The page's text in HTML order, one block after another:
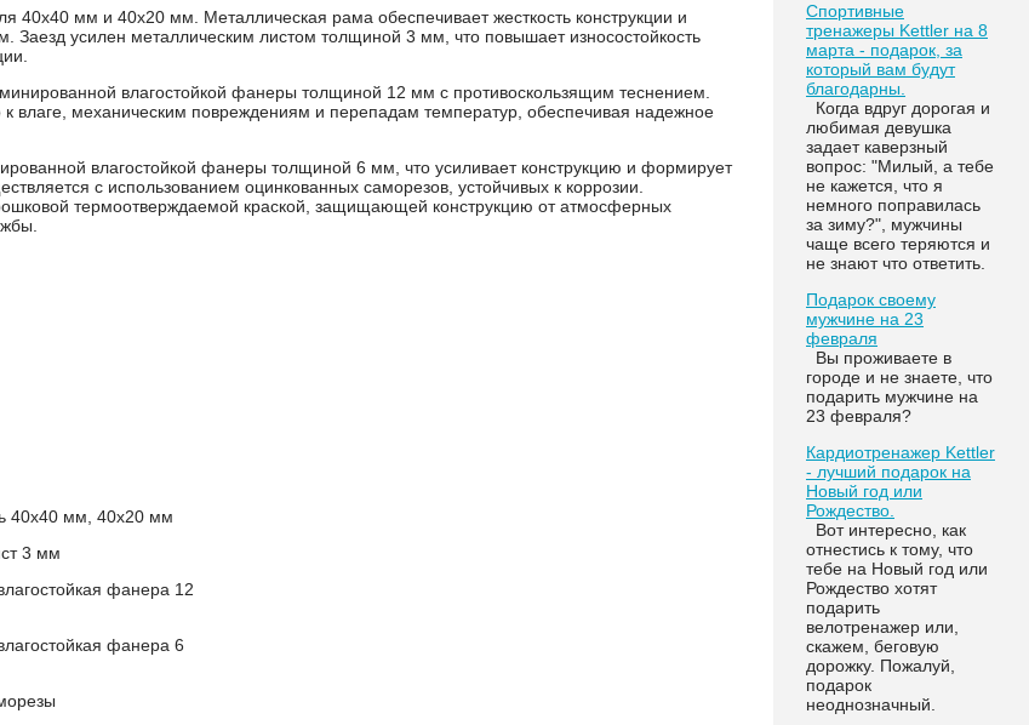
40х40 мм и 40х20 мм. Металлическая рама обеспечивает жесткость конструкции и
Заезд усилен металлическим листом толщиной 3 мм, что повышает износостойкость
влагостойкой фанеры толщиной 12 мм с противоскользящим теснением.
к влаге, механическим повреждениям и перепадам температур, обеспечивая надежное
влагостойкой фанеры толщиной 6 мм, что усиливает конструкцию и формирует
с использованием оцинкованных саморезов, устойчивых к коррозии.
термоотверждаемой краской, защищающей конструкцию от атмосферных
40х40 мм, 40х20 мм
3 мм
фанера 12
фанера 6
Спортивные
тренажеры Kettler на 8
марта - подарок, за
который вам будут
благодарны.
Когда вдруг дорогая и
любимая девушка
задает каверзный
вопрос: "Милый, а тебе
не кажется, что я
немного поправилась
за зиму?", мужчины
чаще всего теряются и
не знают что ответить.
Подарок своему
мужчине на 23
февраля
Вы проживаете в
городе и не знаете, что
подарить мужчине на
23 февраля?
Кардиотренажер Kettler
- лучший подарок на
Новый год или
Рождество.
Вот интересно, как
отнестись к тому, что
тебе на Новый год или
Рождество хотят
подарить
велотренажер или,
скажем, беговую
дорожку. Пожалуй,
подарок
неоднозначный.